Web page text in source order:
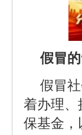
假冒
假冒
着办理、
保基金，